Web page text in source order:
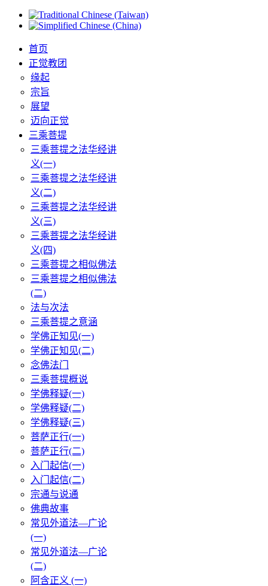
首页
正觉教团
缘起
宗旨
展望
迈向正觉
三乘菩提
三乘菩提之法华经讲
义(一)
三乘菩提之法华经讲
义(二)
三乘菩提之法华经讲
义(三)
三乘菩提之法华经讲
义(四)
三乘菩提之相似佛法
三乘菩提之相似佛法
(二)
法与次法
三乘菩提之意涵
学佛正知见(一)
学佛正知见(二)
念佛法门
三乘菩提概说
学佛释疑(一)
学佛释疑(二)
学佛释疑(三)
菩萨正行(一)
菩萨正行(二)
入门起信(一)
入门起信(二)
宗通与说通
佛典故事
常见外道法—广论
(一)
常见外道法—广论
(二)
阿含正义 (一)